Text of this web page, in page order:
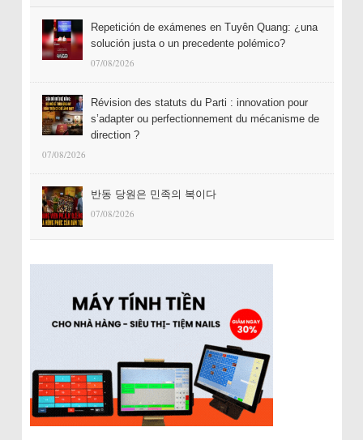
Repetición de exámenes en Tuyên Quang: ¿una
solución justa o un precedente polémico?
07/08/2026
Révision des statuts du Parti : innovation pour
s’adapter ou perfectionnement du mécanisme de
direction ?
07/08/2026
반동 당원은 민족의 복이다
07/08/2026